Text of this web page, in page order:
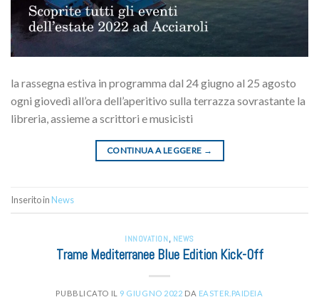
la rassegna estiva in programma dal 24 giugno al 25 agosto
ogni giovedì all’ora dell’aperitivo sulla terrazza sovrastante la
libreria, assieme a scrittori e musicisti
CONTINUA A LEGGERE →
Inserito in News
INNOVATION, NEWS
Trame Mediterranee Blue Edition Kick-Off
PUBBLICATO IL 9 GIUGNO 2022 DA EASTER.PAIDEIA